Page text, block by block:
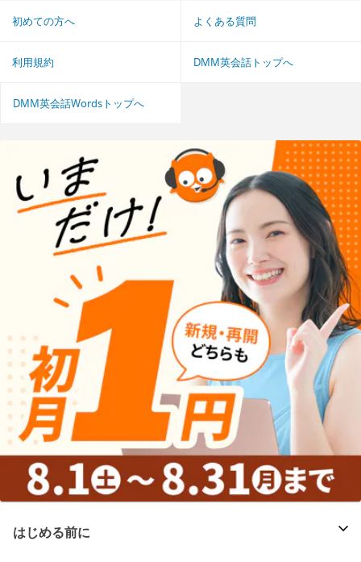
初めての方へ よくある質問
利用規約 DMM英会話トップへ
DMM英会話Wordsトップへ
はじめる前に